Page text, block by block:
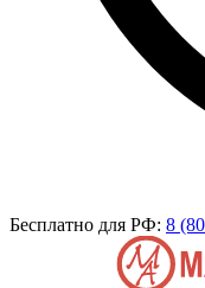
Бесплатно для РФ: 8